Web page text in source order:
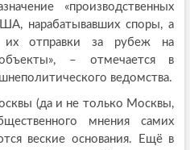
«производственных
нарабатывавших споры, а
отправки за рубеж на
– отмечается в
ведомства.
(да и не только Москвы,
мнения самих
веские основания. Ещё в